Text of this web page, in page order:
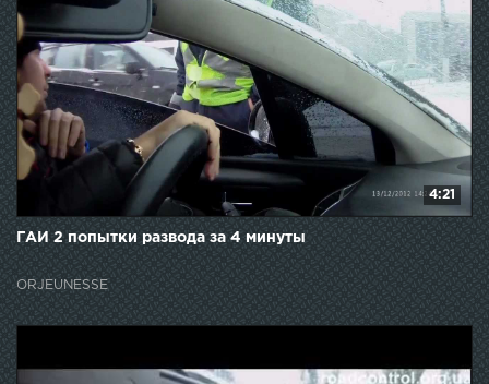
4:21
ГАИ 2 попытки развода за 4 минуты
ORJEUNESSE